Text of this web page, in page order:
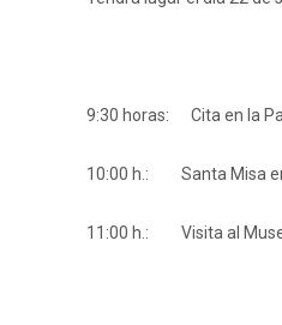
9:30 horas: Cita en la
10:00 h.: Santa Misa en
11:00 h.: Visita al